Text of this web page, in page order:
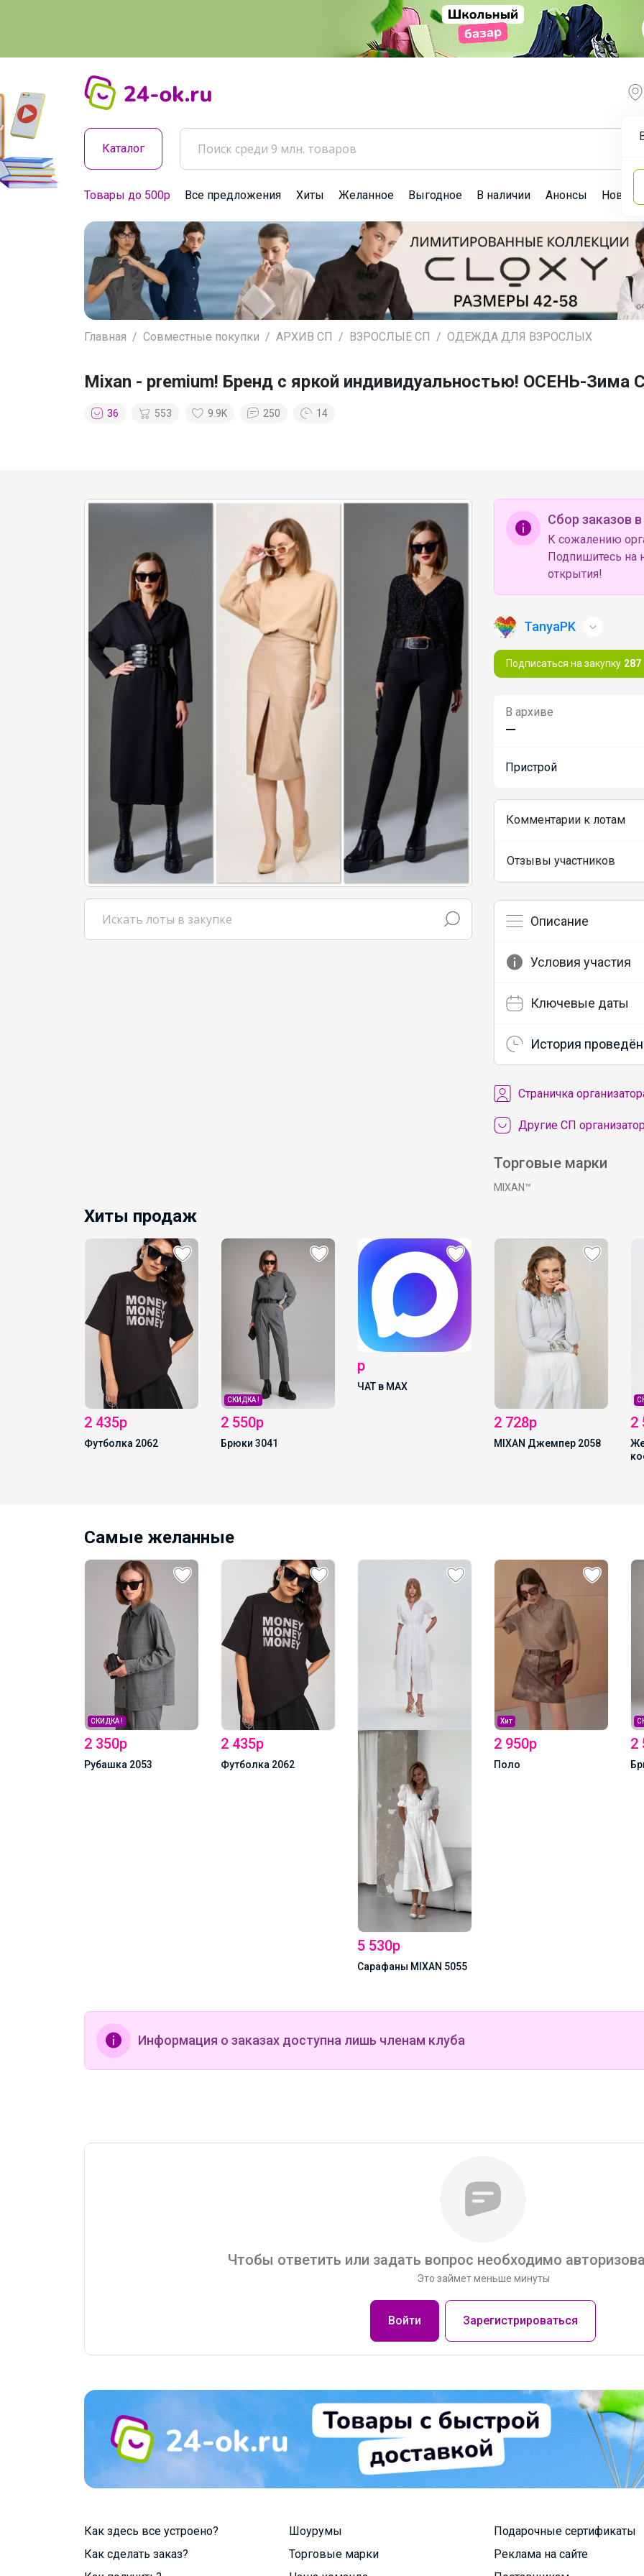
Каталог
Товары до 500р Все предложения Хиты Желанное Выгодное В наличии Анонсы Новости
Главная Совместные покупки АРХИВ СП ВЗРОСЛЫЕ СП ОДЕЖДА ДЛЯ ВЗРОСЛЫХ
Mixan - premium! Бренд с яркой индивидуальностью! ОСЕНЬ-Зима
36 553 9.9K 250 14
Сбор заказов
К сожалению
Подпишитесь на
открытия!
TanyaPK
Подписаться на закупку 287
В архиве
—
Пристрой
Комментарии к лотам
Отзывы участников
Описание
Условия участия
Ключевые даты
История
Cтраничка
Другие СП
Торговые марки
MIXAN™
Хиты продаж
Брюки 3041
ЧАТ в MAX
MIXAN Джемпер 2058
СКИДКА !
Женские брючные
костюмы (костюмы
Самые желанные
СКИДКА !
2 350р
Рубашка 2053
2 435р
Футболка 2062
5 530р
Сарафаны MIXAN 5055
Хит
2 950р
Поло
2
Информация о заказах доступна лишь членам клуба
Чтобы ответить или задать вопрос необходимо
Это займет меньше минуты
Войти Зарегистрироваться
Как здесь все устроено?
Как сделать заказ?
Шоурумы
Торговые марки
Подарочные сертификаты
Реклама на сайте